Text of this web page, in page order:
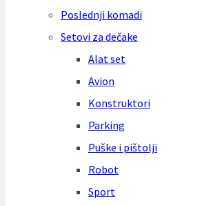
Poslednji komadi
Setovi za dečake
Alat set
Avion
Konstruktori
Parking
Puške i pištolji
Robot
Sport